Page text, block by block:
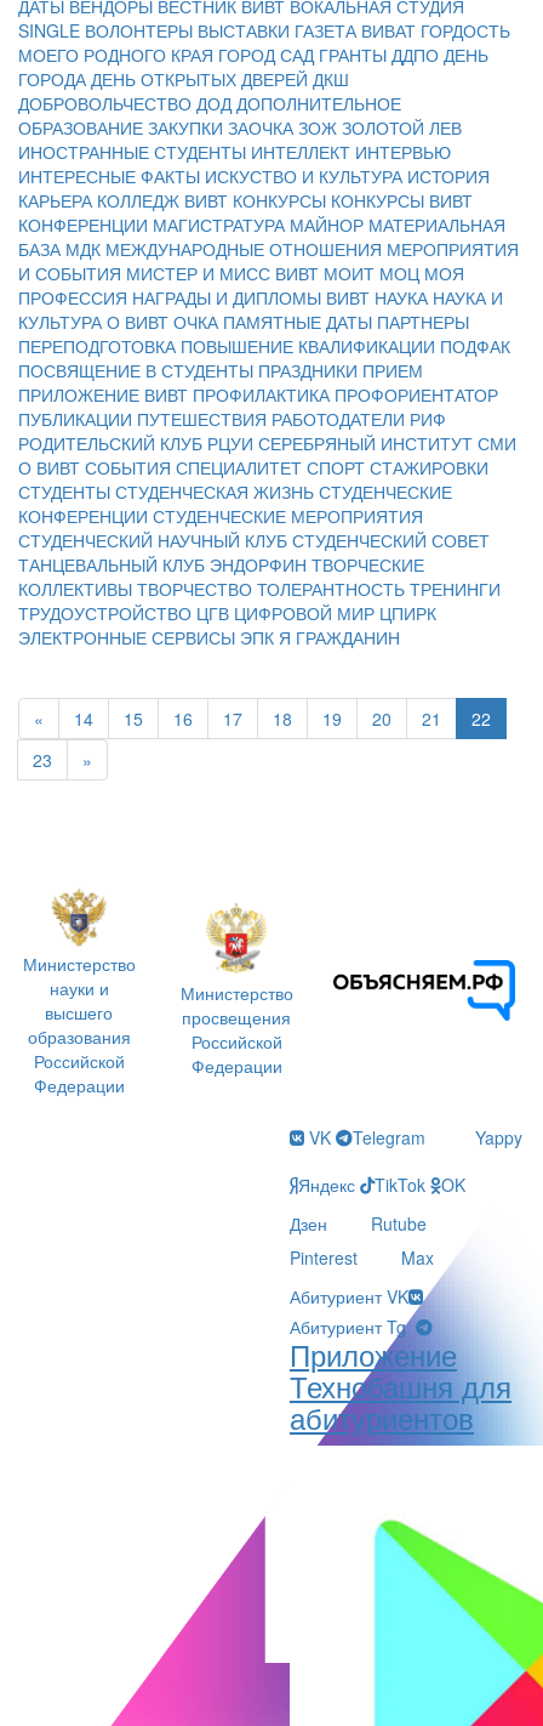
ДАТЫ ВЕНДОРЫ ВЕСТНИК ВИВТ ВОКАЛЬНАЯ СТУДИЯ
SINGLE ВОЛОНТЕРЫ ВЫСТАВКИ ГАЗЕТА ВИВАТ ГОРДОСТЬ
МОЕГО РОДНОГО КРАЯ ГОРОД САД ГРАНТЫ ДДПО ДЕНЬ
ГОРОДАДЕНЬ ОТКРЫТЫХ ДВЕРЕЙ ДКШ
ДОБРОВОЛЬЧЕСТВО ДОДДОПОЛНИТЕЛЬНОЕ
ОБРАЗОВАНИЕ ЗАКУПКИ ЗАОЧКАЗОЖ ЗОЛОТОЙ ЛЕВ
ИНОСТРАННЫЕ СТУДЕНТЫ ИНТЕЛЛЕКТ ИНТЕРВЬЮ
ИНТЕРЕСНЫЕ ФАКТЫ ИСКУСТВО И КУЛЬТУРА ИСТОРИЯ
КАРЬЕРА КОЛЛЕДЖ ВИВТ КОНКУРСЫ КОНКУРСЫ ВИВТ
КОНФЕРЕНЦИИ МАГИСТРАТУРА МАЙНОР МАТЕРИАЛЬНАЯ
БАЗА МДК МЕЖДУНАРОДНЫЕ ОТНОШЕНИЯ МЕРОПРИЯТИЯ
И СОБЫТИЯ МИСТЕР И МИСС ВИВТ МОИТ МОЦ МОЯ
ПРОФЕССИЯ НАГРАДЫ И ДИПЛОМЫ ВИВТ НАУКА НАУКА И
КУЛЬТУРАО ВИВТ ОЧКА ПАМЯТНЫЕ ДАТЫ ПАРТНЕРЫ
ПЕРЕПОДГОТОВКА ПОВЫШЕНИЕ КВАЛИФИКАЦИИ ПОДФАК
ПОСВЯЩЕНИЕ В СТУДЕНТЫ ПРАЗДНИКИ ПРИЕМ
ПРИЛОЖЕНИЕ ВИВТ ПРОФИЛАКТИКА ПРОФОРИЕНТАТОР
ПУБЛИКАЦИИ ПУТЕШЕСТВИЯ РАБОТОДАТЕЛИ РИФ
РОДИТЕЛЬСКИЙ КЛУБ РЦУИ СЕРЕБРЯНЫЙ ИНСТИТУТ СМИ
О ВИВТ СОБЫТИЯ СПЕЦИАЛИТЕТ СПОРТ СТАЖИРОВКИ
СТУДЕНТЫ СТУДЕНЧЕСКАЯ ЖИЗНЬ СТУДЕНЧЕСКИЕ
КОНФЕРЕНЦИИ СТУДЕНЧЕСКИЕ МЕРОПРИЯТИЯ
СТУДЕНЧЕСКИЙ НАУЧНЫЙ КЛУБ СТУДЕНЧЕСКИЙ СОВЕТ
ТАНЦЕВАЛЬНЫЙ КЛУБ ЭНДОРФИН ТВОРЧЕСКИЕ
КОЛЛЕКТИВЫ ТВОРЧЕСТВО ТОЛЕРАНТНОСТЬ ТРЕНИНГИ
ТРУДОУСТРОЙСТВО ЦГВ ЦИФРОВОЙ МИР ЦПИРК
ЭЛЕКТРОННЫЕ СЕРВИСЫ ЭПК Я ГРАЖДАНИН
« 14 15 16 17 18 19 20 21
22
23
»
Министерство
науки и
высшего
образования
Российской
Федерации
Министерство
просвещения
Российской
Федерации
VK Telegram
Yappy
Яндекс
TikTok
OK
Дзен
Rutube
Pinterest
Max
Абитуриент VK
Абитуриент Tg
Приложение
Технобашня для
абитуриентов